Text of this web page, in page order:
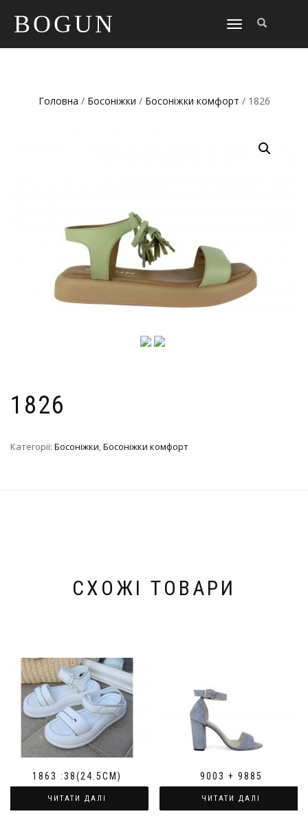
BOGUN
TOGGLE
Головна / Босоніжки / Босоніжки комфорт / 1826
1826
Категорії: Босоніжки,Босоніжки комфорт
СХОЖІ ТОВАРИ
1863 :38(24.5СМ)
ЧИТАТИ ДАЛІ
9003 + 9885
ЧИТАТИ ДАЛІ